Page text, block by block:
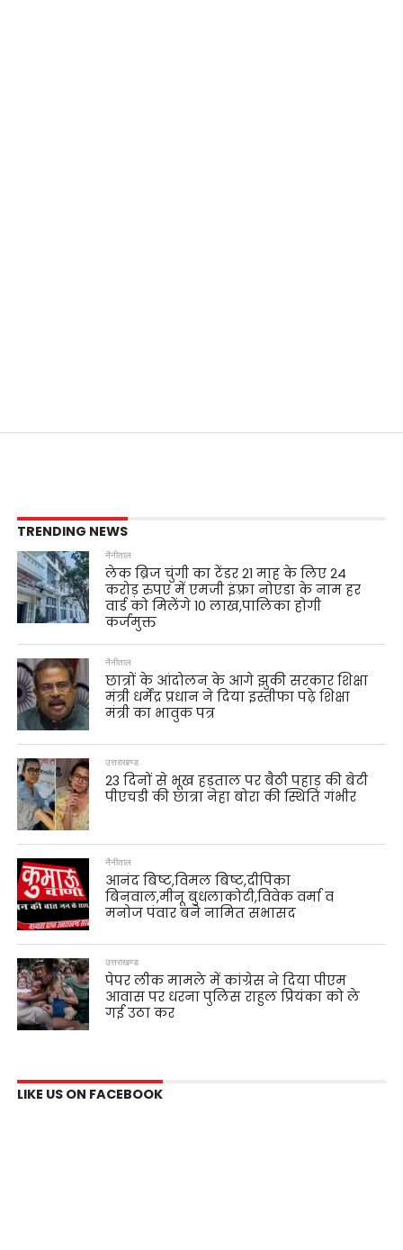
TRENDING NEWS
नैनीताल
लेक ब्रिज चुंगी का टेंडर 21 माह के लिए 24
करोड़ रुपए में एमजी इंफ़्रा नोएडा के नाम हर
वार्ड को मिलेंगे 10 लाख,पालिका होगी
कर्जमुक्त
नैनीताल
छात्रों के आंदोलन के आगे झुकी सरकार शिक्षा
मंत्री धर्मेंद्र प्रधान ने दिया इस्तीफा पढ़े शिक्षा
मंत्री का भावुक पत्र
उत्तराखण्ड
23 दिनों से भूख हड़ताल पर बैठी पहाड़ की बेटी
पीएचडी की छात्रा नेहा बोरा की स्थिति गंभीर
नैनीताल
आनंद बिष्ट,विमल बिष्ट,दीपिका
बिनवाल,मीनू बुधलाकोटी,विवेक वर्मा व
मनोज पंवार बने नामित सभासद
उत्तराखण्ड
पेपर लीक मामले में कांग्रेस ने दिया पीएम
आवास पर धरना पुलिस राहुल प्रियंका को ले
गई उठा कर
LIKE US ON FACEBOOK